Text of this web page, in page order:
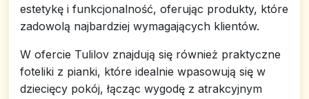
estetykę i funkcjonalność, oferując produkty, które
zadowolą najbardziej wymagających klientów.
W ofercie Tulilov znajdują się również praktyczne
foteliki z pianki, które idealnie wpasowują się w
dziecięcy pokój, łącząc wygodę z atrakcyjnym